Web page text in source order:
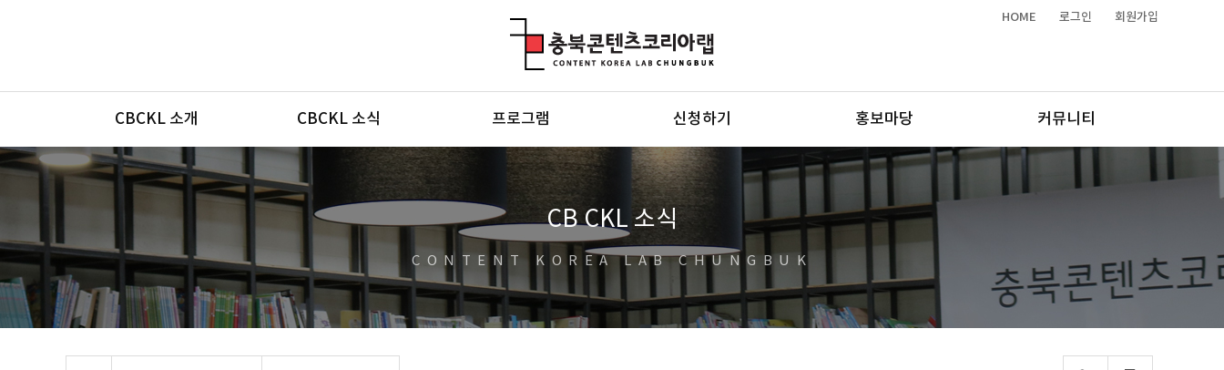
HOME 로그인 회원가입
메뉴
CBCKL 소개 CBCKL 소식 프로그램 신청하기 홍보마당 커뮤니티
CB CKL 소식
CONTENT KOREA LAB CHUNGBUK